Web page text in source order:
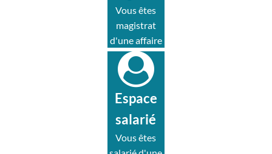
Vous êtes
magistrat
d'une affaire
Espace
salarié
Vous êtes